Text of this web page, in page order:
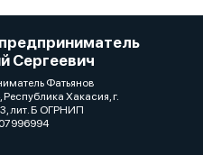
Сергеевич
Фатьянов
Хакасия, г.
лит. Б ОГРНИП